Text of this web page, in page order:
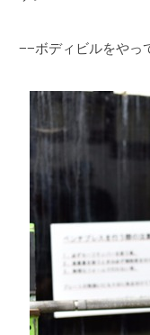
−−ボディビルをやっ